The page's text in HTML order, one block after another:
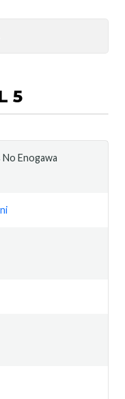
5
Enogawa